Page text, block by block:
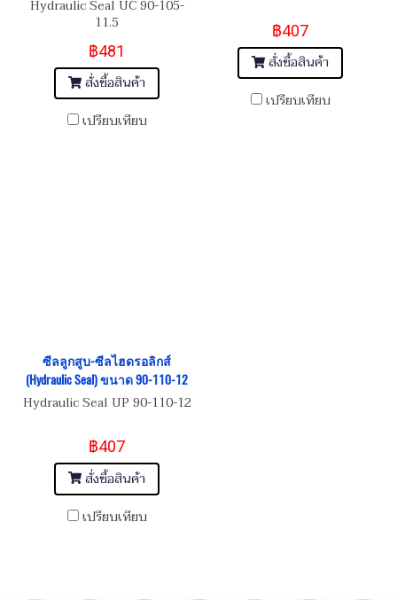
Hydraulic Seal UC 90-105-
11.5
฿481
สั่งซื้อสินค้า
เปรียบเทียบ
฿407
สั่งซื้อสินค้า
เปรียบเทียบ
ซีลลูกสูบ-ซีลไฮดรอลิกส์
(Hydraulic Seal) ขนาด 90-110-12
Hydraulic Seal UP 90-110-12
฿407
สั่งซื้อสินค้า
เปรียบเทียบ